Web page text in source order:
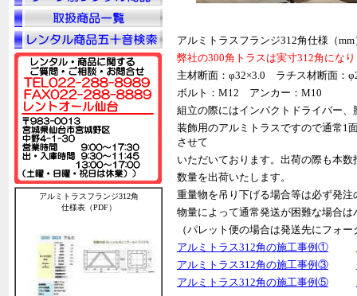
アルミトラスフランジ312角
仕様表（PDF）
アルミトラスフランジ312角仕様（mm
弊社の300角トラスは実寸312角にな
主材断面：φ32×3.0 ラチス材断面：
ボルト：M12 アンカー：M10
組立の際にはインパクトドライバー、
装飾用のアルミトラスですので通常1
させて
いただいております。出荷の際も本
数量を出荷いたします。
重量物を吊り下げる場合等は必ず発
物量によって通常発送が困難な場合
（パレット便の場合は発送先にフォ
アルミトラス312角の施工事例①
アルミトラス312角の施工事例③
アルミトラス312角の施工事例⑤